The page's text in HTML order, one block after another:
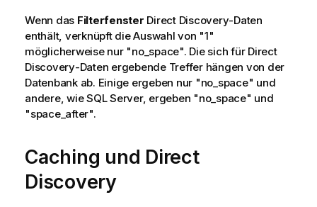
Wenn das Filterfenster Direct Discovery-Daten
enthält, verknüpft die Auswahl von "1"
möglicherweise nur "no_space". Die sich für Direct
Discovery-Daten ergebende Treffer hängen von der
Datenbank ab. Einige ergeben nur "no_space" und
andere, wieSQL Server, ergeben "no_space" und
"space_after".
Caching und Direct
Discovery